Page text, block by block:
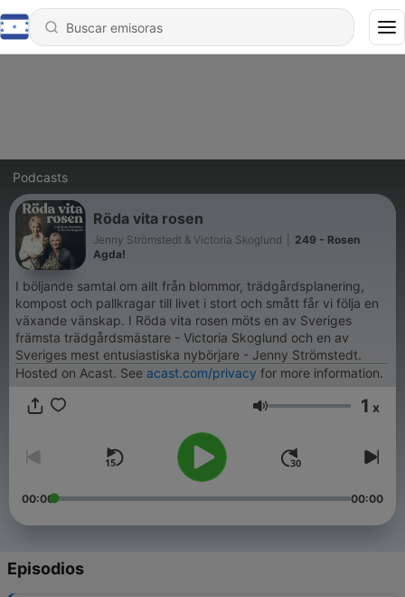
Podcasts
Röda vita rosen
Jenny Strömstedt & Victoria Skoglund
249 - Rosen
Agda!
I böljande samtal om allt från blommor, trädgårdsplanering,
kompost och pallkragar till livet i stort och smått får vi följa en
växande vänskap. I Röda vita rosen möts en av Sveriges
främsta trädgårdsmästare - Victoria Skoglund och en av
Sveriges mest entusiastiska nybörjare - Jenny Strömstedt.
Hosted on Acast. See acast.com/privacy for more information.
Volumen 1 x
00:00 00:00
Episodios